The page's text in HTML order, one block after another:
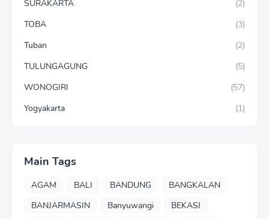
SURAKARTA
(2)
TOBA
(3)
Tuban
(2)
TULUNGAGUNG
(5)
WONOGIRI
(57)
Yogyakarta
(1)
Main Tags
AGAM BALI BANDUNG
BANGKALAN
BANJARMASIN
Banyuwangi
BEKASI